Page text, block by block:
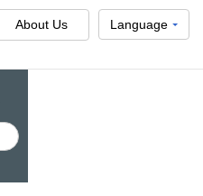
Language
About Us